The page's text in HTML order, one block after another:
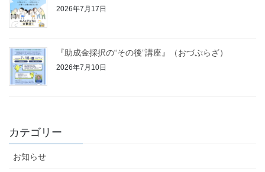
2026年7月17日
『助成金採択の“その後”講座』（おづぷらざ）
2026年7月10日
カテゴリー
お知らせ